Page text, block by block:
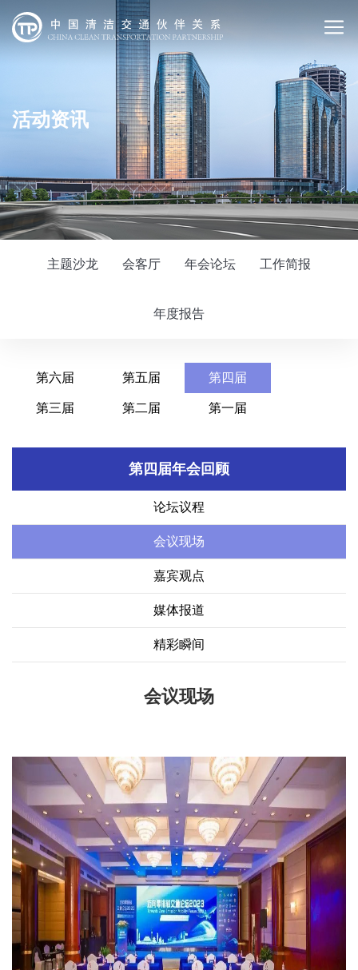
活动资讯
主题沙龙 会客厅 年会论坛 工作简报
年度报告
第六届 第五届 第四届
第三届 第二届 第一届
第四届年会回顾
论坛议程
会议现场
嘉宾观点
媒体报道
精彩瞬间
会议现场